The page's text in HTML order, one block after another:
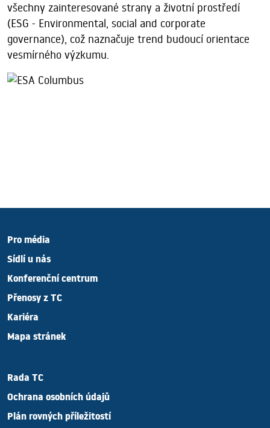
všechny zainteresované strany a životní prostředí
(ESG - Environmental, social and corporate
governance), což naznačuje trend budoucí orientace
vesmírného výzkumu.
Pro média
Sídlí u nás
Konferenční centrum
Přenosy z TC
Kariéra
Mapa stránek
Rada TC
Ochrana osobních údajů
Plán rovných příležitostí